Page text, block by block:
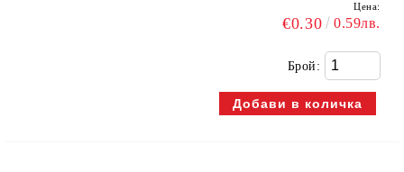
Цена:
€0.30 0.59лв.
Брой: